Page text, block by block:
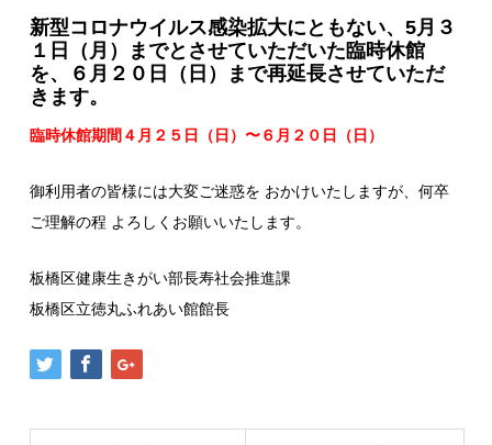
新型コロナウイルス感染拡大にともない、5月３
１日（月）までとさせていただいた臨時休館
を、６月２０日（日）まで再延長させていただ
きます。
臨時休館期間４月２５日（日）〜６月２０日（日）
御利用者の皆様には大変ご迷惑を おかけいたしますが、何卒
ご理解の程 よろしくお願いいたします。
板橋区健康生きがい部長寿社会推進課
板橋区立徳丸ふれあい館館長